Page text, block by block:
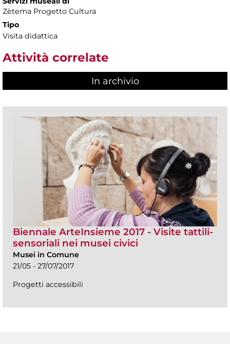
Zètema Progetto Cultura
Tipo
Visita didattica
Attività correlate
In archivio
Biennale ArteInsieme 2017 - Visite tattili-
sensoriali nei musei civici
Musei in Comune
21/05 - 27/07/2017
Progetti accessibili